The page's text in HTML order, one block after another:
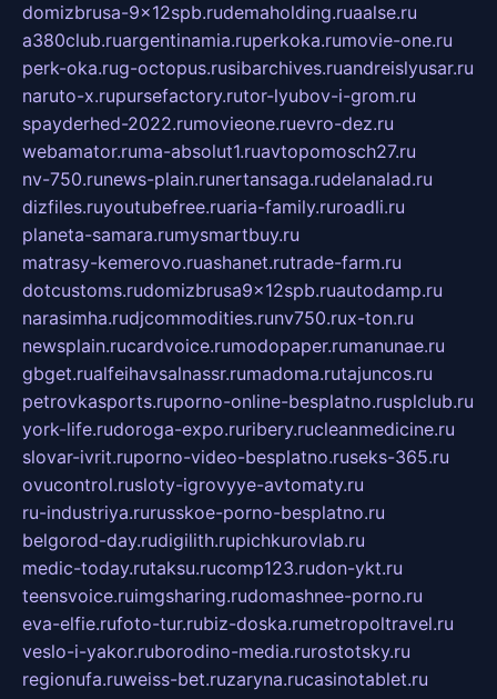
domizbrusa-9x12spb.rudemaholding.ruaalse.ru
a380club.ruargentinamia.ruperkoka.rumovie-one.ru
perk-oka.rug-octopus.rusibarchives.ruandreislyusar.ru
naruto-x.rupursefactory.rutor-lyubov-i-grom.ru
spayderhed-2022.rumovieone.ruevro-dez.ru
webamator.ruma-absolut1.ruavtopomosch27.ru
nv-750.runews-plain.runertansaga.rudelanalad.ru
dizfiles.ruyoutubefree.ruaria-family.ruroadli.ru
planeta-samara.rumysmartbuy.ru
matrasy-kemerovo.ruashanet.rutrade-farm.ru
dotcustoms.rudomizbrusa9x12spb.ruautodamp.ru
narasimha.rudjcommodities.runv750.rux-ton.ru
newsplain.rucardvoice.rumodopaper.rumanunae.ru
gbget.rualfeihavsalnassr.rumadoma.rutajuncos.ru
petrovkasports.ruporno-online-besplatno.rusplclub.ru
york-life.rudoroga-expo.ruribery.rucleanmedicine.ru
slovar-ivrit.ruporno-video-besplatno.ruseks-365.ru
ovucontrol.rusloty-igrovyye-avtomaty.ru
ru-industriya.rurusskoe-porno-besplatno.ru
belgorod-day.rudigilith.rupichkurovlab.ru
medic-today.rutaksu.rucomp123.rudon-ykt.ru
teensvoice.ruimgsharing.rudomashnee-porno.ru
eva-elfie.rufoto-tur.rubiz-doska.rumetropoltravel.ru
veslo-i-yakor.ruborodino-media.rurostotsky.ru
regionufa.ruweiss-bet.ruzaryna.rucasinotablet.ru